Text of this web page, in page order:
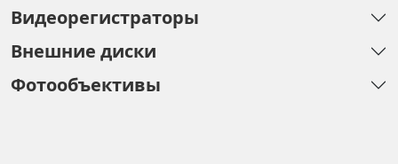
Видеорегистраторы
Внешние диски
Фотообъективы